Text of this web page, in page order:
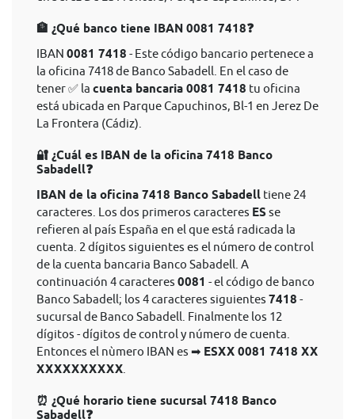
🏦 ¿Qué banco tiene IBAN 0081 7418❓
IBAN 0081 7418 - Este código bancario pertenece a
la oficina 7418 de Banco Sabadell. En el caso de
tener ✅ la cuenta bancaria 0081 7418 tu oficina
está ubicada en Parque Capuchinos, Bl-1 en Jerez De
La Frontera (Cádiz).
🔐 ¿Cuál es IBAN de la oficina 7418 Banco
Sabadell❓
IBAN de la oficina 7418 Banco Sabadell tiene 24
caracteres. Los dos primeros caracteres ES se
refieren al país España en el que está radicada la
cuenta. 2 dígitos siguientes es el número de control
de la cuenta bancaria Banco Sabadell. A
continuación 4 caracteres 0081 - el código de banco
Banco Sabadell; los 4 caracteres siguientes 7418 -
sucursal de Banco Sabadell. Finalmente los 12
dígitos - dígitos de control y número de cuenta.
Entonces el nùmero IBAN es ➡ ESXX 0081 7418 XX
XXXXXXXXXX
⏰ ¿Qué horario tiene sucursal 7418 Banco
Sabadell❓